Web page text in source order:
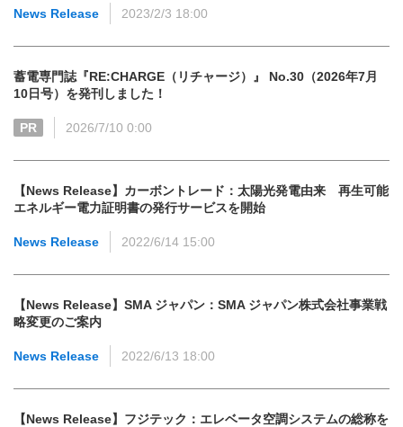
News Release 2023/2/3 18:00
蓄電専門誌『RE:CHARGE（リチャージ）』 No.30（2026年7月
10日号）を発刊しました！
PR 2026/7/10 0:00
【News Release】カーボントレード：太陽光発電由来 再生可能
エネルギー電力証明書の発行サービスを開始
News Release 2022/6/14 15:00
【News Release】SMA ジャパン：SMA ジャパン株式会社事業戦
略変更のご案内
News Release 2022/6/13 18:00
【News Release】フジテック：エレベータ空調システムの総称を